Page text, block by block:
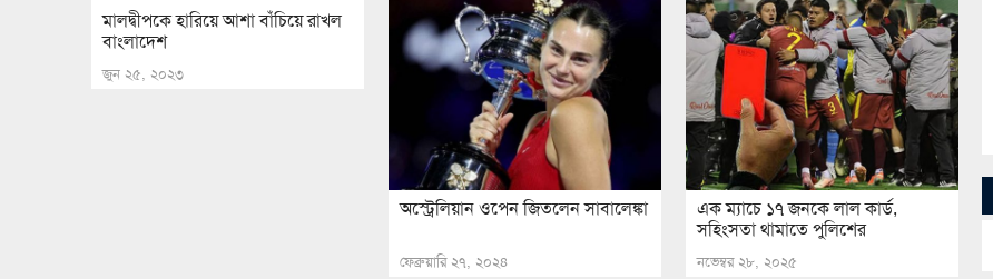
মালদ্বীপকে হারিয়ে আশা বাঁচিয়ে রাখল
বাংলাদেশ
জুন ২৫, ২০২৩
অস্ট্রেলিয়ান ওপেন জিতলেন সাবালেঙ্কা
ফেব্রুয়ারি ২৭, ২০২৪
এক ম্যাচে ১৭ জনকে লাল কার্ড,
সহিংসতা থামাতে পুলিশের
নভেম্বর ২৮, ২০২৫